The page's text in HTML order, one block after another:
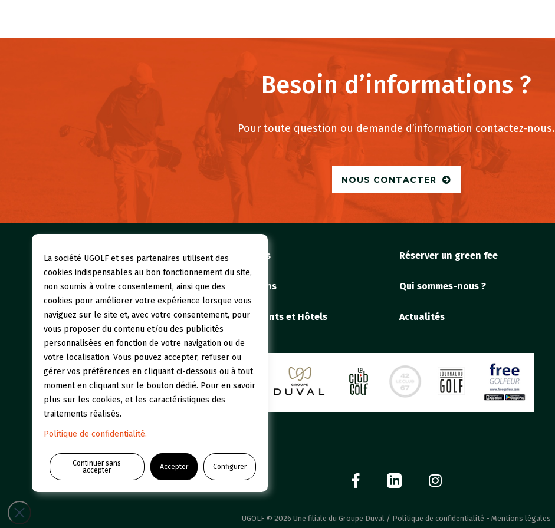
Besoin d’informations ?
Pour toute question ou demande d’information contactez-nous.
NOUS CONTACTER
Nos golfs Réserver un green fee
Initiations Qui sommes-nous ?
Restaurants et Hôtels Actualités
UGOLF © 2026 Une filiale du Groupe Duval / Politique de confidentialité - Mentions légales
La société UGOLF et ses partenaires utilisent des
cookies indispensables au bon fonctionnement du site,
non soumis à votre consentement, ainsi que des
cookies pour améliorer votre expérience lorsque vous
naviguez sur le site et, avec votre consentement, pour
vous proposer du contenu et/ou des publicités
personnalisées en fonction de votre navigation ou de
votre localisation. Vous pouvez accepter, refuser ou
gérer vos préférences en cliquant ci-dessous ou à tout
moment en cliquant sur le bouton dédié. Pour en savoir
plus sur les cookies, et les caractéristiques des
traitements réalisés.
Politique de confidentialité.
Continuer sans
accepter
Accepter Configurer